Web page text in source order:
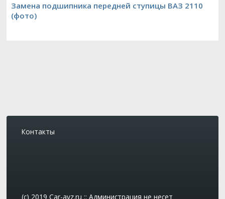
Замена подшипника передней ступицы ВАЗ 2110
(фото)
Контакты
(c) 2019 Car-avz.ru :: Администрация не несет